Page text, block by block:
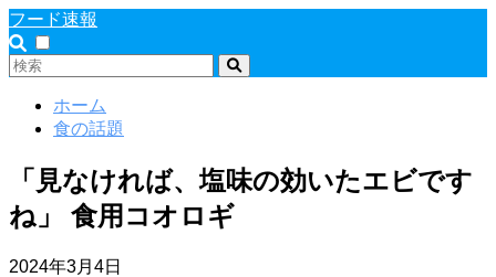
フード速報
ホーム
食の話題
「見なければ、塩味の効いたエビです
ね」 食用コオロギ
2024年3月4日